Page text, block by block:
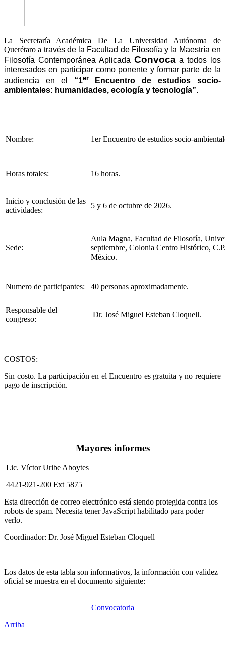
La Secretaría Académica De La Universidad Autónoma de
Querétaro a través de la Facultad de Filosofía y la Maestría en
Filosofía Contemporánea Aplicada Convocaa todos los
interesados en participar como ponente y formar parte de la
audiencia en el “1erEncuentro de estudios socio-
ambientales: humanidades, ecología y tecnología”.
Nombre: 1er Encuentro de estudios socio-
Horas totales: 16 horas.
Inicio y conclusión de las
actividades:
5 y 6 de octubre de 2026.
Sede:
Aula Magna, Facultad de Filosofía,
septiembre, Colonia Centro Histórico,
México.
Numero de participantes: 40 personas aproximadamente.
Responsable del
congreso:
Dr. José Miguel Esteban Cloquell.
COSTOS:
Sin costo. La participación en el Encuentro es gratuita y no requiere
pago de inscripción.
Mayores informes
Lic. Víctor Uribe Aboytes
4421-921-200 Ext 5875
Esta dirección de correo electrónico está siendo protegida contra los
robots de spam. Necesita tener JavaScript habilitado para poder
verlo.
Coordinador: Dr. José Miguel Esteban Cloquell
Los datos de esta tabla son informativos, la información con validez
oficial se muestra en el documento siguiente:
Convocatoria
Arriba